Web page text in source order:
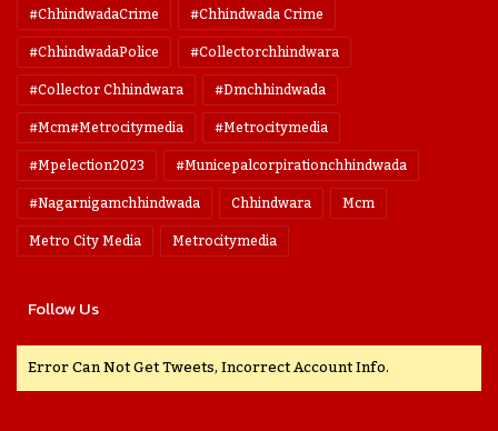
#ChhindwadaCrime
#Chhindwada Crime
#ChhindwadaPolice
#collectorchhindwara
#collector Chhindwara
#dmchhindwada
#mcm#metrocitymedia
#metrocitymedia
#mpelection2023
#municepalcorpirationchhindwada
#nagarnigamchhindwada
Chhindwara
Mcm
Metro City Media
Metrocitymedia
Follow Us
Error Can Not Get Tweets, Incorrect Account Info.